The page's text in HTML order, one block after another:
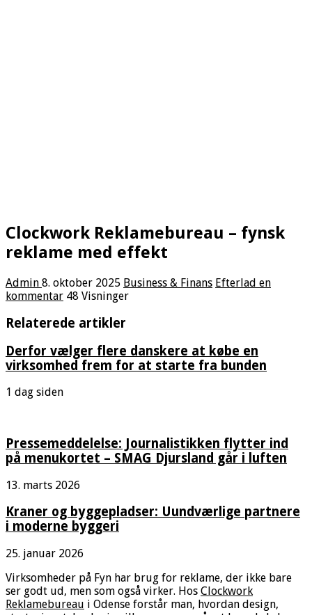
Clockwork Reklamebureau – fynsk
reklame med effekt
Admin 8. oktober 2025 Business & Finans Efterlad en
kommentar 48 Visninger
Relaterede artikler
Derfor vælger flere danskere at købe en
virksomhed frem for at starte fra bunden
1 dag siden
Pressemeddelelse: Journalistikken flytter ind
på menukortet – SMAG Djursland går i luften
13. marts 2026
Kraner og byggepladser: Uundværlige partnere
i moderne byggeri
25. januar 2026
Virksomheder på Fyn har brug for reklame, der ikke bare
ser godt ud, men som også virker. Hos Clockwork
Reklamebureau i Odense forstår man, hvordan design,